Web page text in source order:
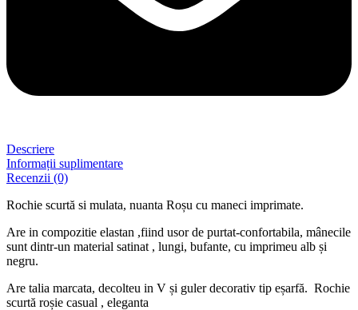
Descriere
Informații suplimentare
Recenzii (0)
Rochie scurtă si mulata, nuanta Roșu cu maneci imprimate.
Are in compozitie elastan ,fiind usor de purtat-confortabila, mânecile
sunt dintr-un material satinat , lungi, bufante, cu imprimeu alb și
negru.
Are talia marcata, decolteu in V și guler decorativ tip eșarfă. Rochie
scurtă roșie casual , eleganta